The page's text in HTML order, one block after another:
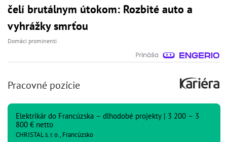
čelí brutálnym útokom: Rozbité auto a
vyhrážky smrťou
Domáci prominenti
Pracovné pozície
Elektrikár do Francúzska – dlhodobé projekty | 3 200 – 3
800 € netto
CHRISTAL s. r. o., Francúzsko